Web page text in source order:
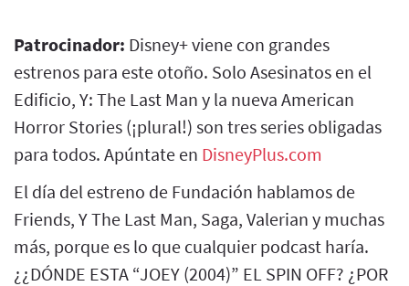
Patrocinador: Disney+ viene con grandes
estrenos para este otoño. Solo Asesinatos en el
Edificio, Y: The Last Man y la nueva American
Horror Stories (¡plural!) son tres series obligadas
para todos. Apúntate en DisneyPlus.com
El día del estreno de Fundación hablamos de
Friends, Y The Last Man, Saga, Valerian y muchas
más, porque es lo que cualquier podcast haría.
¿¿DÓNDE ESTA “JOEY (2004)” EL SPIN OFF? ¿POR